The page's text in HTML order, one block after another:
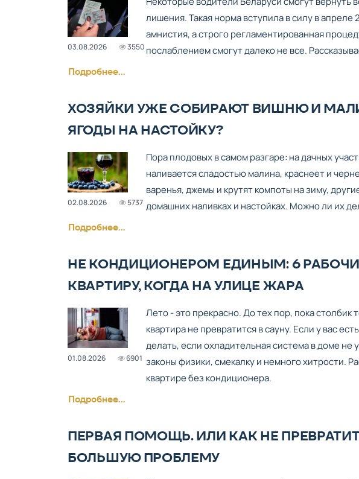
03.08.2026 3550
лишения. Такая норма вступила в силу в
амнистия, а строго регламентированная
послаблением смогут далеко не все.
Подробнее...
ХОЗЯЙКИ УЖЕ СОБИРАЮТ ВИШНЮ И
ЯГОДЫ НА НАСТОЙКУ?
02.08.2026 5737
Пора плодовых в самом разгаре: на дачных
наливается сладостью малина, краснеет и
варенья, джемы и крутят компоты на зиму,
домашних наливках и настойках. Можно ли их
Подробнее...
НЕ КОНДИЦИОНЕРОМ ЕДИНЫМ: 6
КВАРТИРУ, КОГДА НА УЛИЦЕ ЖАРА
01.08.2026 6901
Лето - это прекрасно. До тех пор, пока столбик
квартира не превратится в сауну. Если у вас
делать, если охладительная система в доме
законы физики, смекалку и немного хитрости.
квартире без кондиционера.
Подробнее...
ПЕРВАЯ ПОМОЩЬ. ИЛИ КАК НЕ
БОЛЬШУЮ ПРОБЛЕМУ